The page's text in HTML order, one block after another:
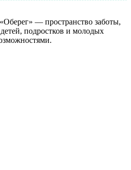
— пространство заботы,
подростков и молодых